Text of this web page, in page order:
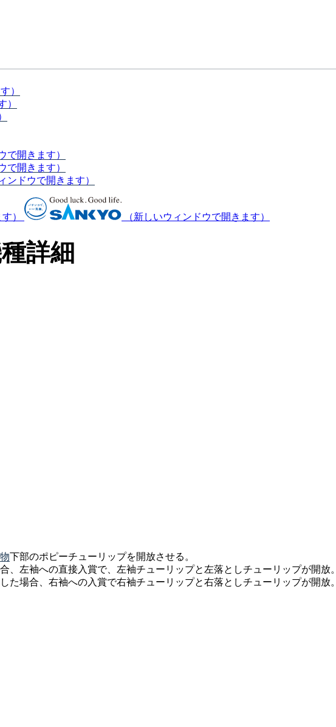
）
）
で開きます）
で開きます）
ンドウで開きます）
） （新しいウィンドウで開きます）
詳細
下部のポピーチューリップを開放させる。
、左袖への直接入賞で、左袖チューリップと左落としチューリップが開放。
た場合、右袖への入賞で右袖チューリップと右落としチューリップが開放。